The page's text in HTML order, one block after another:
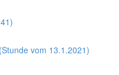
vom 13.1.2021)